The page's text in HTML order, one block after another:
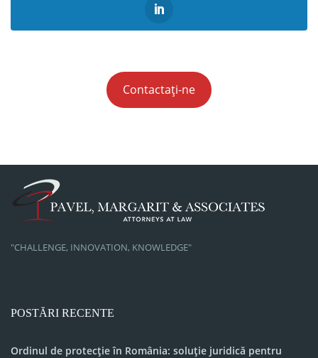
Contactați-ne
"CHALLENGE, INNOVATION, KNOWLEDGE"
POSTĂRI RECENTE
Ordinul de protecție în România: soluție juridică pentru